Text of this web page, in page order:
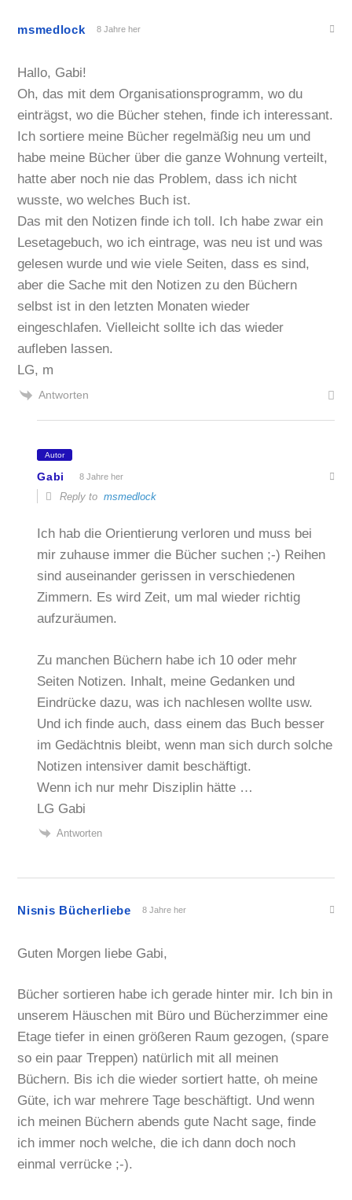
msmedlock 8 Jahre her
Hallo, Gabi!
Oh, das mit dem Organisationsprogramm, wo du
einträgst, wo die Bücher stehen, finde ich interessant.
Ich sortiere meine Bücher regelmäßig neu um und
habe meine Bücher über die ganze Wohnung verteilt,
hatte aber noch nie das Problem, dass ich nicht
wusste, wo welches Buch ist.
Das mit den Notizen finde ich toll. Ich habe zwar ein
Lesetagebuch, wo ich eintrage, was neu ist und was
gelesen wurde und wie viele Seiten, dass es sind,
aber die Sache mit den Notizen zu den Büchern
selbst ist in den letzten Monaten wieder
eingeschlafen. Vielleicht sollte ich das wieder
aufleben lassen.
LG, m
Antworten
Autor
Gabi 8 Jahre her
Reply tomsmedlock
Ich hab die Orientierung verloren und muss bei
mir zuhause immer die Bücher suchen ;-) Reihen
sind auseinander gerissen in verschiedenen
Zimmern. Es wird Zeit, um mal wieder richtig
aufzuräumen.
Zu manchen Büchern habe ich 10 oder mehr
Seiten Notizen. Inhalt, meine Gedanken und
Eindrücke dazu, was ich nachlesen wollte usw.
Und ich finde auch, dass einem das Buch besser
im Gedächtnis bleibt, wenn man sich durch solche
Notizen intensiver damit beschäftigt.
Wenn ich nur mehr Disziplin hätte …
LG Gabi
Antworten
Nisnis Bücherliebe 8 Jahre her
Guten Morgen liebe Gabi,
Bücher sortieren habe ich gerade hinter mir. Ich bin in
unserem Häuschen mit Büro und Bücherzimmer eine
Etage tiefer in einen größeren Raum gezogen, (spare
so ein paar Treppen) natürlich mit all meinen
Büchern. Bis ich die wieder sortiert hatte, oh meine
Güte, ich war mehrere Tage beschäftigt. Und wenn
ich meinen Büchern abends gute Nacht sage, finde
ich immer noch welche, die ich dann doch noch
einmal verrücke ;-).